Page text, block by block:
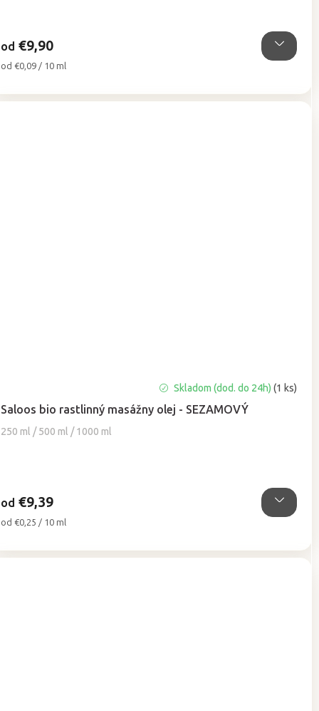
od €9,90
Jednotková
od €0,09 / 10 ml
Saloos bio rastlinný masážny olej - SEZAMOVÝ
250 ml / 500 ml / 1000 ml
hodnotenie
produktu
je
Skladom (dod. do 24h)(1 ks)
od €9,39
Jednotková
od €0,25 / 10 ml